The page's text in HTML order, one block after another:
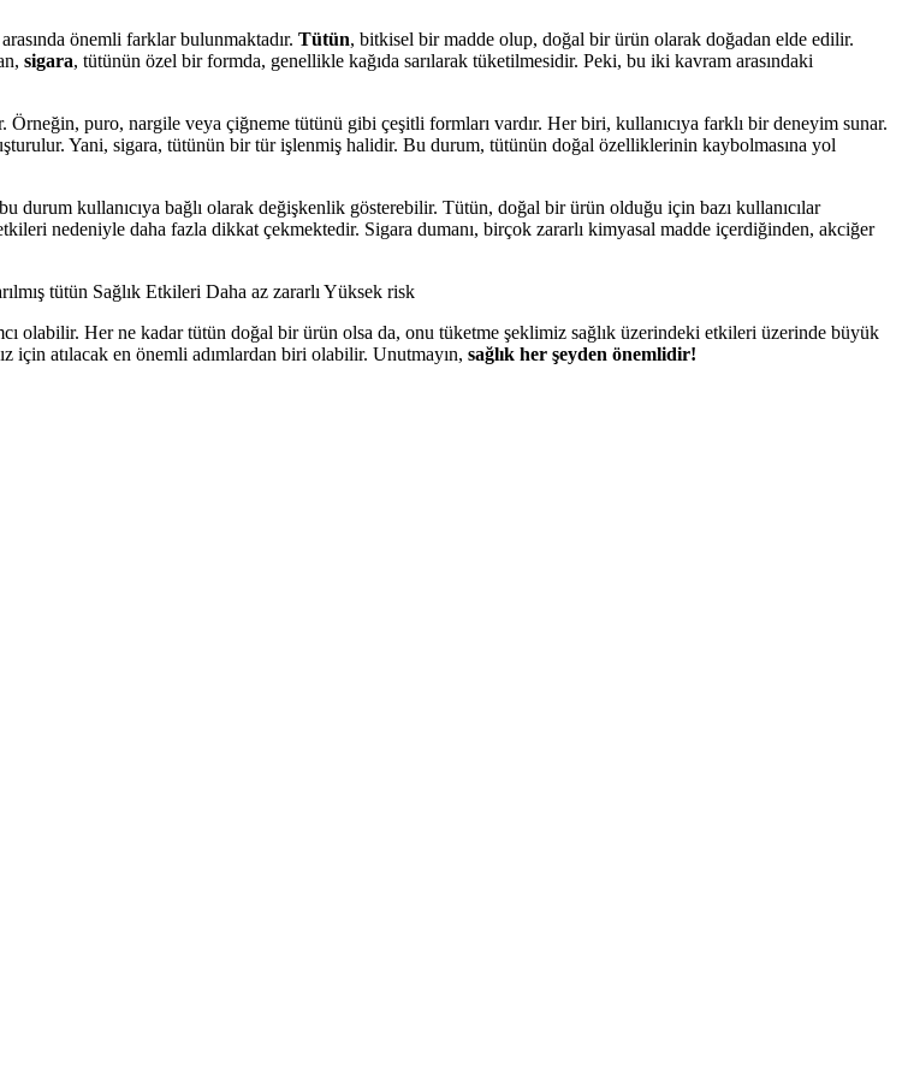
önemli farklar bulunmaktadır. Tütün, bitkisel bir madde olup, doğal bir ürün olarak doğadan elde edilir.
sigara, tütünün özel bir formda, genellikle kağıda sarılarak tüketilmesidir. Peki, bu iki kavram arasındaki
puro, nargile veya çiğneme tütünü gibi çeşitli formları vardır. Her biri, kullanıcıya farklı bir deneyim sunar.
Yani, sigara, tütünün bir tür işlenmiş halidir. Bu durum, tütünün doğal özelliklerinin kaybolmasına yol
durum kullanıcıya bağlı olarak değişkenlik gösterebilir. Tütün, doğal bir ürün olduğu için bazı kullanıcılar
nedeniyle daha fazla dikkat çekmektedir. Sigara dumanı, birçok zararlı kimyasal madde içerdiğinden, akciğer
tütün Sağlık Etkileri Daha az zararlı Yüksek risk
olabilir. Her ne kadar tütün doğal bir ürün olsa da, onu tüketme şeklimiz sağlık üzerindeki etkileri üzerinde büyük
için atılacak en önemli adımlardan biri olabilir. Unutmayın, sağlık her şeyden önemlidir!